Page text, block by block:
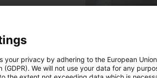
your privacy by adhering to the European
(GDPR). We will not use your data for any